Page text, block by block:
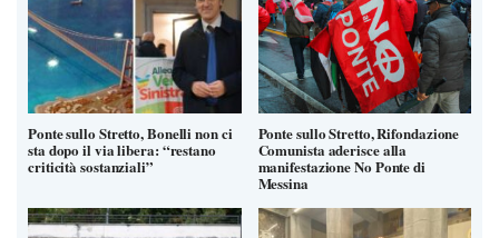
Ponte sullo Stretto, Bonelli non ci
sta dopo il via libera: “restano
criticità sostanziali”
Ponte sullo Stretto, Rifondazione
Comunista aderisce alla
manifestazione No Ponte di
Messina